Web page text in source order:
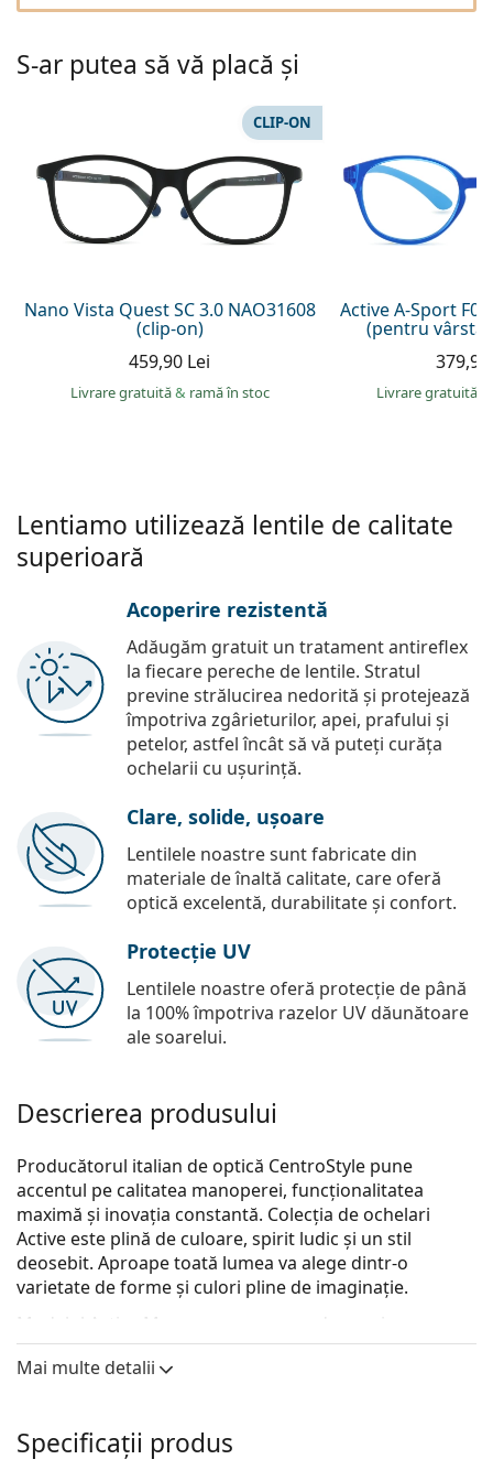
Persol
Prada
S-ar putea să vă placă și
Nano Vista Quest SC 3.0 NAO31608
(clip-on)
CLIP-ON
459,90 Lei
Livrare gratuită& ramă în stoc
Active A-Sport
(pentru vârsta
Livrare gratuită
Lentiamo utilizează lentile de calitate
superioară
Acoperire rezistentă
Adăugăm gratuit un tratament antireflex
la fiecare pereche de lentile. Stratul
previne strălucirea nedorită și protejează
împotriva zgârieturilor, apei, prafului și
petelor, astfel încât să vă puteți curăța
ochelarii cu ușurință.
Clare, solide, ușoare
Lentilele noastre sunt fabricate din
materiale de înaltă calitate, care oferă
optică excelentă, durabilitate și confort.
Protecție UV
Lentilele noastre oferă protecție de până
la 100% împotriva razelor UV dăunătoare
ale soarelui.
Descrierea produsului
Producătorul italian de optică CentroStyle pune
accentul pe calitatea manoperei, funcționalitatea
maximă și inovația constantă. Colecția de ochelari
Active este plină de culoare, spirit ludic și un stil
deosebit. Aproape toată lumea va alege dintr-o
varietate de forme și culori pline de imaginație.
Modelul Active Memory are o curea de cauciuc care va
ajuta la eliminarea riscului de pierdere a ochelarilor și
asigură o fixare mai bună pe cap în timpul diferitelor
Active Memory F013747092000 47 (pentru vârsta de 4 -
12 ani)sunt ochelari de vedere pentru copii.
Mai multe detalii
Specificații produs